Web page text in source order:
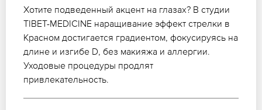
Хотите подведенный акцент на глазах? В студии
TIBET-MEDICINE наращивание эффект стрелки в
Красном достигается градиентом, фокусируясь на
длине и изгибе D, без макияжа и аллергии.
Уходовые процедуры продлят
привлекательность.